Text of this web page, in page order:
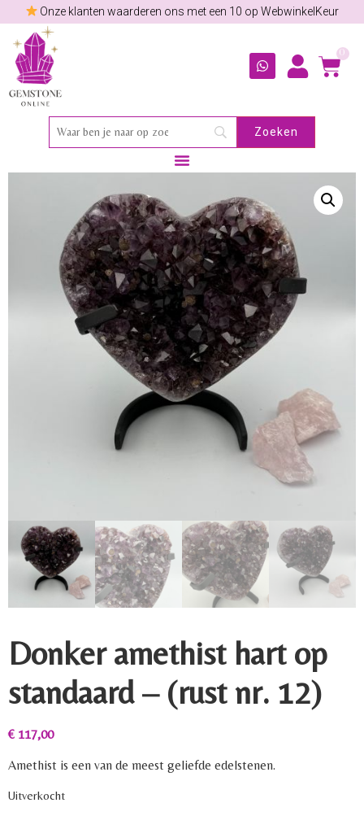
Gratis edelsteentjes + verzamelkaartje bij elke bestelling
0
Donker amethist hart op
standaard – (rust nr. 12)
€ 117,00
Amethist is een van de meest geliefde edelstenen.
Uitverkocht